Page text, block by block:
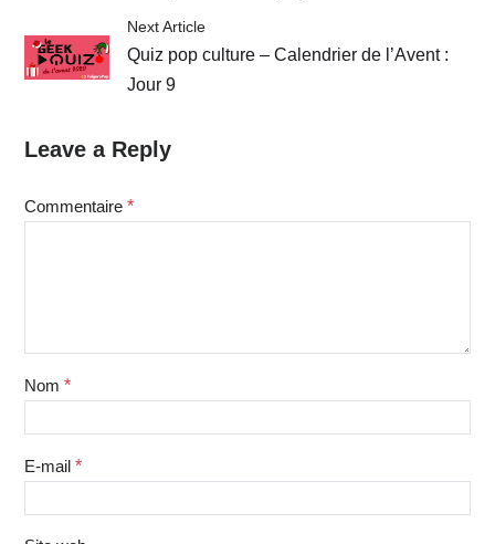
Next Article
Quiz pop culture – Calendrier de l’Avent :
Jour 9
Leave a Reply
Commentaire *
Nom *
E-mail *